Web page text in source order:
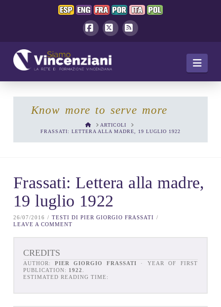
Know more to serve more
HOMEARTICOLI
FRASSATI: LETTERA ALLA MADRE, 19 LUGLIO 1922
Frassati: Lettera alla madre,
19 luglio 1922
26/07/2016
TESTI DI PIER GIORGIO FRASSATI
LEAVE A COMMENT
CREDITS
AUTHOR: PIER GIORGIO FRASSATI
PUBLICATION: 1922
ESTIMATED READING TIME: